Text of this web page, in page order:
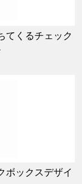
てくるチェック
ボックスデザイ